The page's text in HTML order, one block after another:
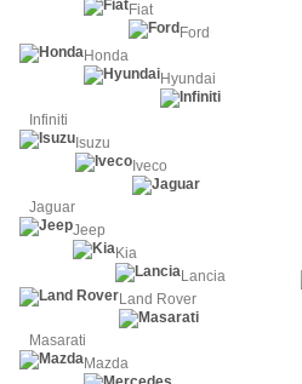
Fiat
Ford
Honda
Hyundai
Infiniti
Isuzu
Iveco
Jaguar
Jeep
Kia
Lancia
Land Rover
Masarati
Mazda